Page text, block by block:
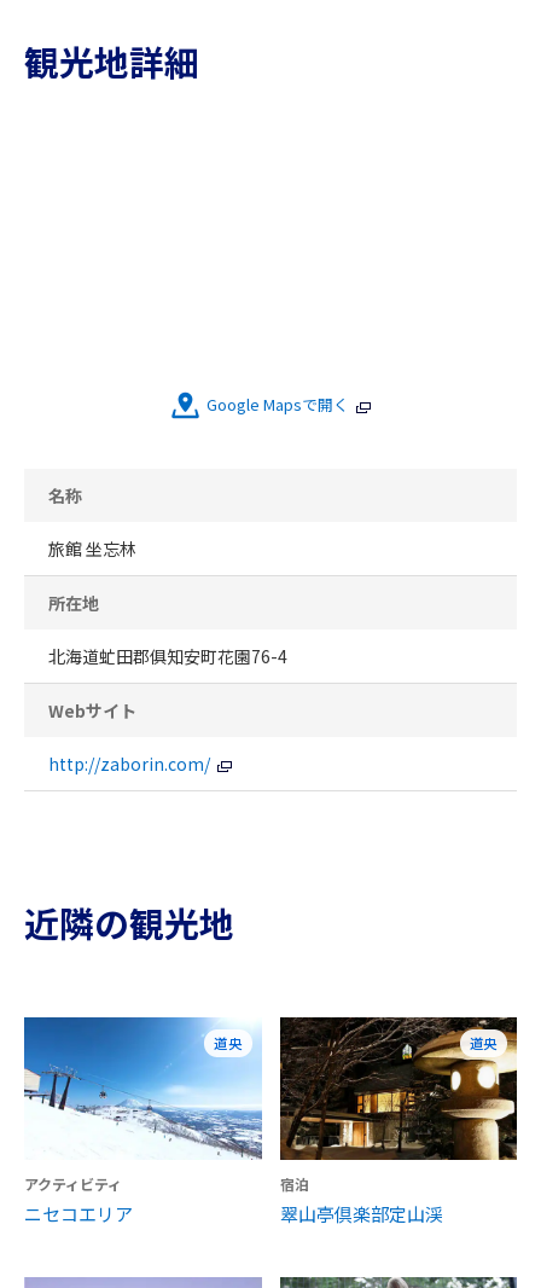
観光地詳細
Google Mapsで開く
名称
旅館 坐忘林
所在地
北海道虻田郡俱知安町花園76-4
Webサイト
http://zaborin.com/
近隣の観光地
道央
アクティビティ
ニセコエリア
道央
宿泊
翠山亭倶楽部定山渓